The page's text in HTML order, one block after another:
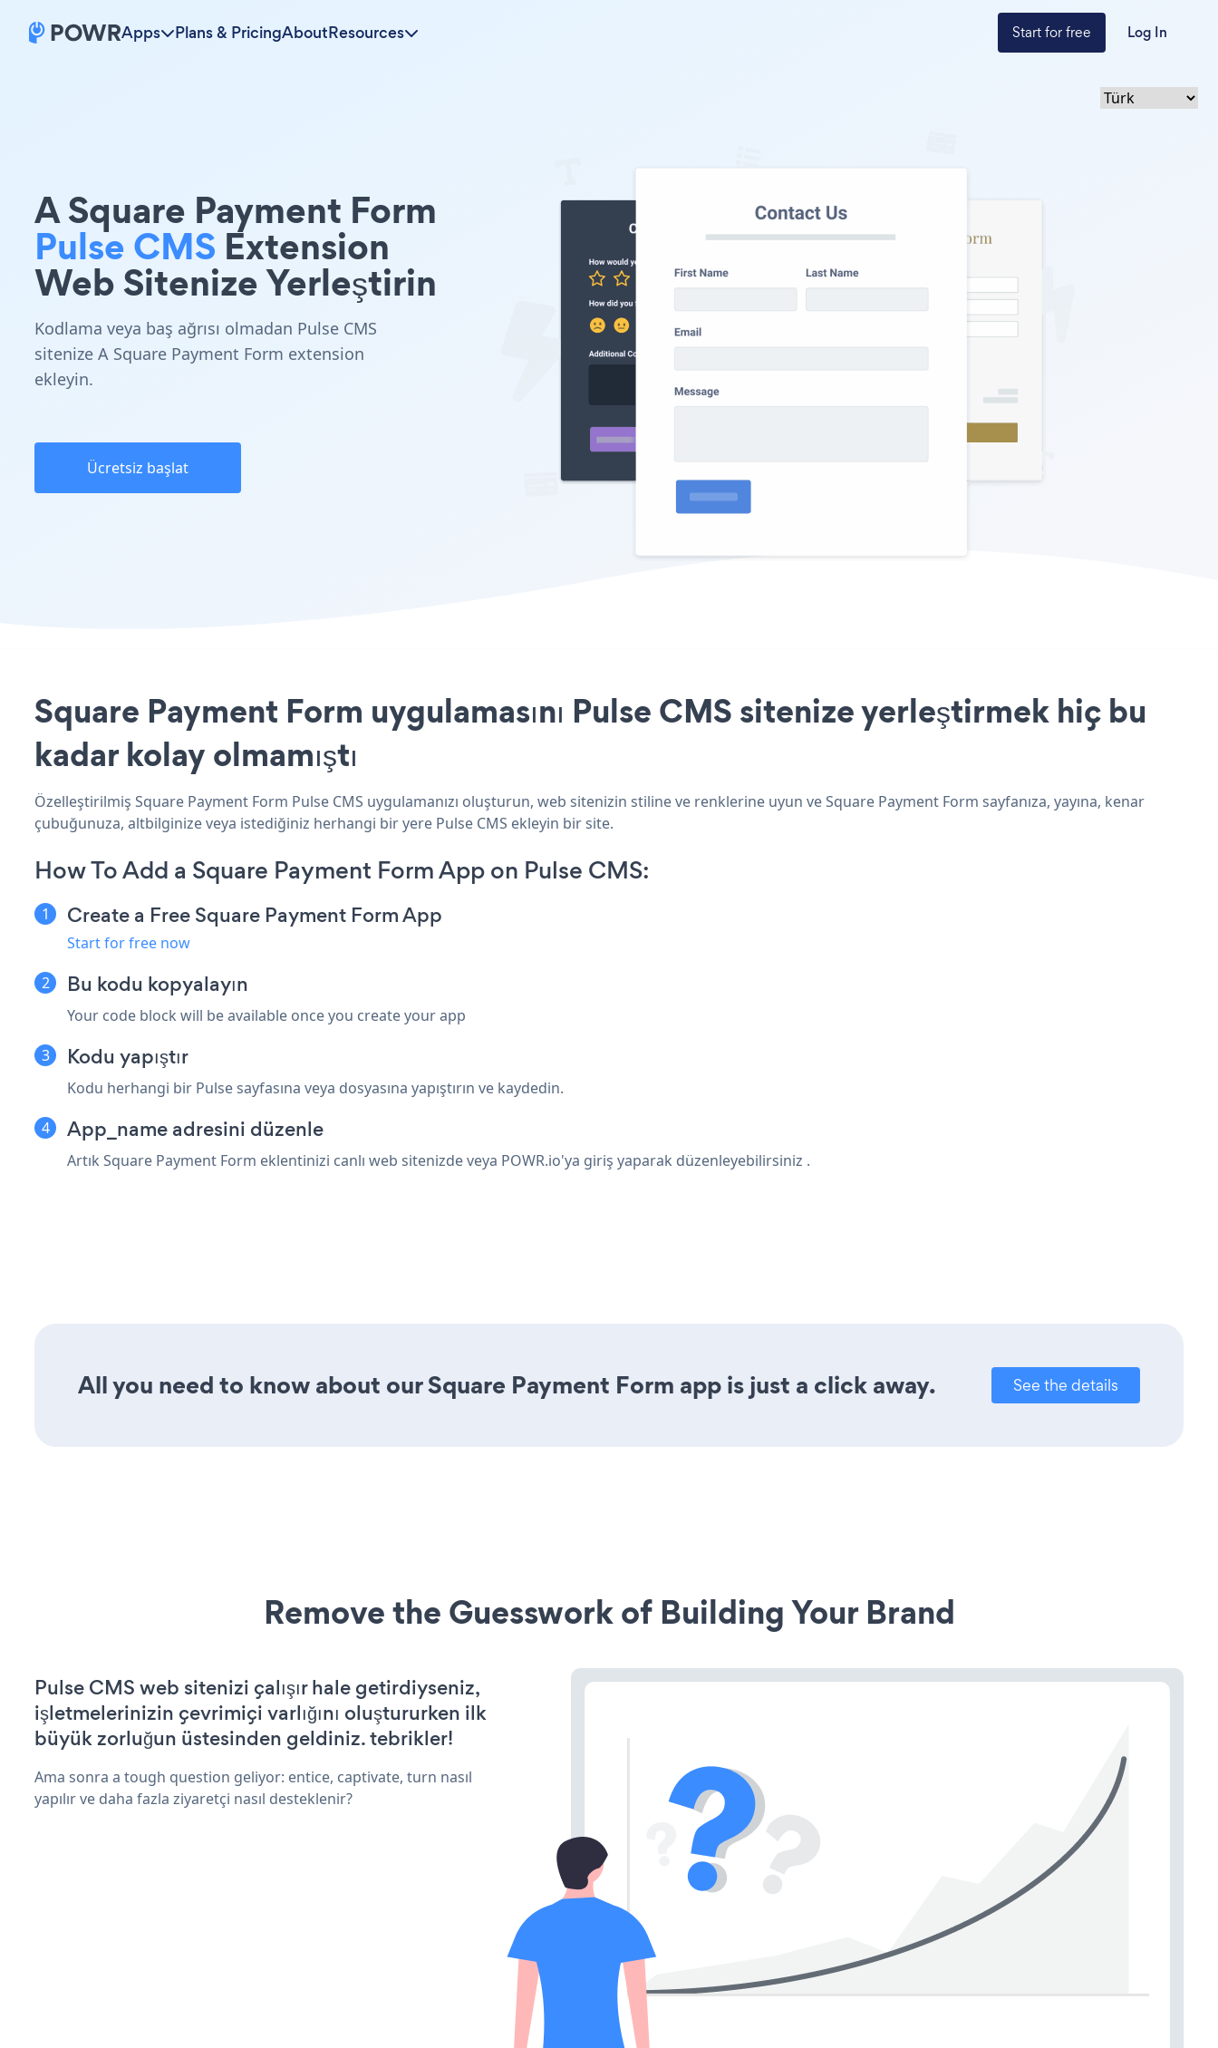
Apps Plans & PricingAboutResources Start for free Log In
A Square Payment Form
Pulse CMS Extension
Web Sitenize Yerleştirin
Kodlama veya baş ağrısı olmadan Pulse CMS
sitenize A Square Payment Form extension
ekleyin.
Ücretsiz başlat
Square Payment Form uygulamasını Pulse CMS sitenize yerleştirmek hiç bu
kadar kolay olmamıştı
Özelleştirilmiş Square Payment Form Pulse CMS uygulamanızı oluşturun, web sitenizin stiline ve renklerine uyun ve Square Payment Form sayfanıza, yayına, kenar
çubuğunuza, altbilginize veya istediğiniz herhangi bir yere Pulse CMS ekleyin bir site.
How To Add a Square Payment Form App on Pulse CMS:
Create a Free Square Payment Form App
Start for free now
Bu kodu kopyalayın
Your code block will be available once you create your app
Kodu yapıştır
Kodu herhangi bir Pulse sayfasına veya dosyasına yapıştırın ve kaydedin.
App_name adresini düzenle
Artık Square Payment Form eklentinizi canlı web sitenizde veya POWR.io'ya giriş yaparak düzenleyebilirsiniz .
All you need to know about our Square Payment Form app is just a click away. See the details
Remove the Guesswork of Building Your Brand
Pulse CMS web sitenizi çalışır hale getirdiyseniz,
işletmelerinizin çevrimiçi varlığını oluştururken ilk
büyük zorluğun üstesinden geldiniz. tebrikler!
Ama sonra a tough question geliyor: entice, captivate, turn nasıl
yapılır ve daha fazla ziyaretçi nasıl desteklenir?